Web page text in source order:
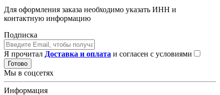
Для оформления заказа необходимо указать ИНН и
контактную информацию
Подписка
Я прочитал Доставка и оплата и согласен с условиями
Готово
Мы в соцсетях
Информация